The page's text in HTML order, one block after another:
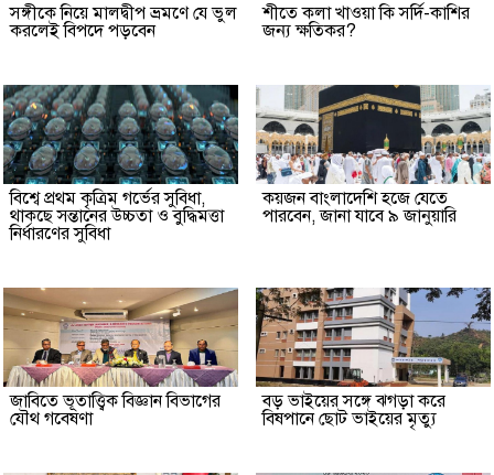
সঙ্গীকে নিয়ে মালদ্বীপ ভ্রমণে যে ভুল
করলেই বিপদে পড়বেন
শীতে কলা খাওয়া কি সর্দি-কাশির
জন্য ক্ষতিকর?
বিশ্বে প্রথম কৃত্রিম গর্ভের সুবিধা,
থাকছে সন্তানের উচ্চতা ও বুদ্ধিমত্তা
নির্ধারণের সুবিধা
কয়জন বাংলাদেশি হজে যেতে
পারবেন, জানা যাবে ৯ জানুয়ারি
জাবিতে ভূতাত্ত্বিক বিজ্ঞান বিভাগের
যৌথ গবেষণা
বড় ভাইয়ের সঙ্গে ঝগড়া করে
বিষপানে ছোট ভাইয়ের মৃত্যু